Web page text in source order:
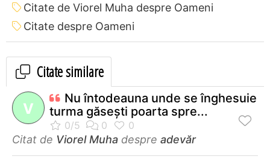
Citate de Viorel Muha despre Oameni
Citate despre Oameni
Citate similare
V
Nu întodeauna unde se înghesuie
turma găseşti poarta spre...
Citat de Viorel Muha despre adevăr